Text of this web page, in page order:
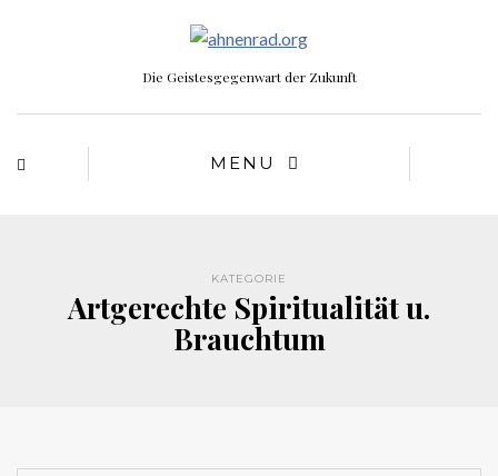
Die Geistesgegenwart der Zukunft
MENU
KATEGORIE
Artgerechte Spiritualität u.
Brauchtum